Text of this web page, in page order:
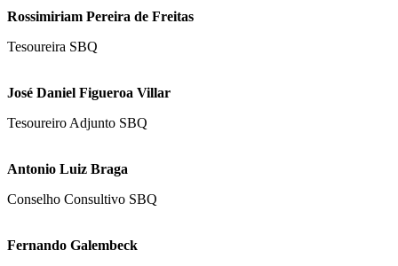
Rossimiriam Pereira de Freitas
Tesoureira SBQ
José Daniel Figueroa Villar
Tesoureiro Adjunto SBQ
Antonio Luiz Braga
Conselho Consultivo SBQ
Fernando Galembeck